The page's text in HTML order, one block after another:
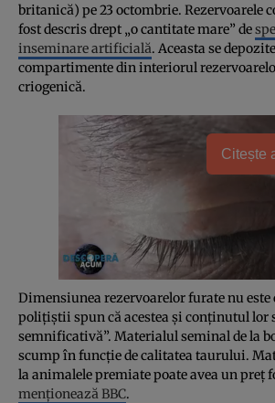
britanică) pe 23 octombrie. Rezervoarele
fost descris drept „o cantitate mare” de
inseminare artificială. Aceasta se
compartimente din interiorul
criogenică.
Citește
Dimensiunea rezervoarelor furate nu este
polițiștii spun că acestea și conținutul lor
semnificativă”. Materialul seminal de la
scump în funcție de calitatea taurului.
la animalele premiate poate avea un preț
menționează BBC.